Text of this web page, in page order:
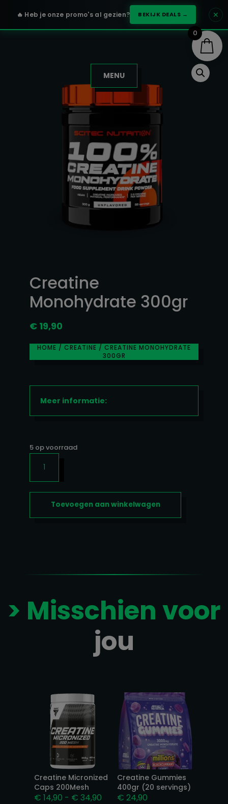
🔥 Heb je onze promo's al gezien? BEKIJK DEALS → ✕
MENU
Creatine
Monohydrate 300gr
€ 19,90
HOME / CREATINE / CREATINE MONOHYDRATE
300GR
Meer informatie:
5 op voorraad
MONOHYDRATE
300GR
AANTAL
Toevoegen aan winkelwagen
> Misschien voor
jou
Creatine Micronized
Caps 200Mesh
€ 14,90 - € 34,90 Prijsklasse:
Creatine Gummies
400gr (20 servings)
€ 24,90
0